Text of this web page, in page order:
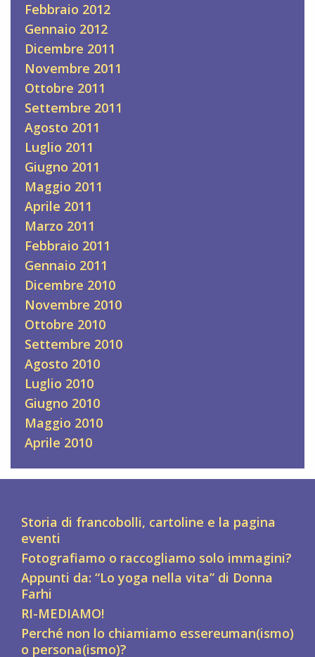
Febbraio 2012
Gennaio 2012
Dicembre 2011
Novembre 2011
Ottobre 2011
Settembre 2011
Agosto 2011
Luglio 2011
Giugno 2011
Maggio 2011
Aprile 2011
Marzo 2011
Febbraio 2011
Gennaio 2011
Dicembre 2010
Novembre 2010
Ottobre 2010
Settembre 2010
Agosto 2010
Luglio 2010
Giugno 2010
Maggio 2010
Aprile 2010
Storia di francobolli, cartoline e la pagina
eventi
Fotografiamo o raccogliamo solo immagini?
Appunti da: “Lo yoga nella vita” di Donna
Farhi
RI-MEDIAMO!
Perché non lo chiamiamo essereuman(ismo)
o persona(ismo)?